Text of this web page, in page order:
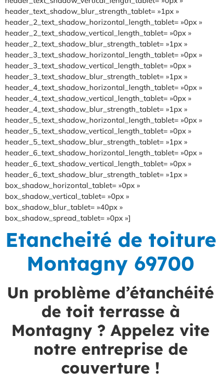
header_text_shadow_blur_strength_tablet= »1px »
header_2_text_shadow_horizontal_length_tablet= »0px »
header_2_text_shadow_vertical_length_tablet= »0px »
header_2_text_shadow_blur_strength_tablet= »1px »
header_3_text_shadow_horizontal_length_tablet= »0px »
header_3_text_shadow_vertical_length_tablet= »0px »
header_3_text_shadow_blur_strength_tablet= »1px »
header_4_text_shadow_horizontal_length_tablet= »0px »
header_4_text_shadow_vertical_length_tablet= »0px »
header_4_text_shadow_blur_strength_tablet= »1px »
header_5_text_shadow_horizontal_length_tablet= »0px »
header_5_text_shadow_vertical_length_tablet= »0px »
header_5_text_shadow_blur_strength_tablet= »1px »
header_6_text_shadow_horizontal_length_tablet= »0px »
header_6_text_shadow_vertical_length_tablet= »0px »
header_6_text_shadow_blur_strength_tablet= »1px »
box_shadow_horizontal_tablet= »0px »
box_shadow_vertical_tablet= »0px »
box_shadow_blur_tablet= »40px »
box_shadow_spread_tablet= »0px »]
Etancheité de toiture
Montagny 69700
Un problème d’étanchéité
de toit terrasse à
Montagny ? Appelez vite
notre entreprise de
couverture !